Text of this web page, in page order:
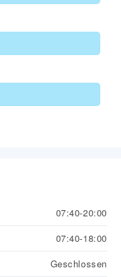
07:40-20:00
07:40-18:00
Geschlossen